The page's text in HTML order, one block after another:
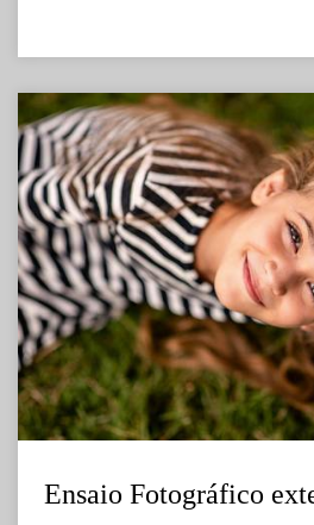
Ensaio Fotográfico